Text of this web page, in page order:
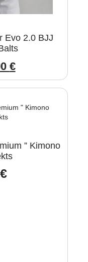
Evo 2.0 BJJ
€.
€
€.
” Kimono
€